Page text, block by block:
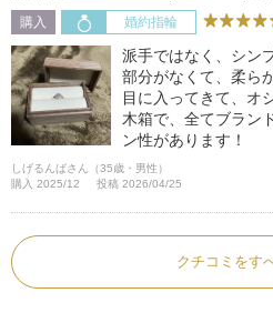
購入 婚約指輪
派手ではなく、シン
部分がなくて、柔ら
目に入ってきて、オ
木箱で、全てブラン
ン性があります！
しげるんばさん（35歳・男性）
購入 2025/12
投稿 2026/04/25
クチコミをす